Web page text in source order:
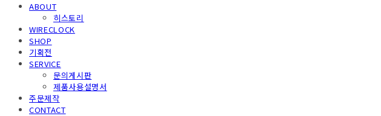
ABOUT
히스토리
WIRECLOCK
SHOP
기획전
SERVICE
문의게시판
제품사용설명서
주문제작
CONTACT